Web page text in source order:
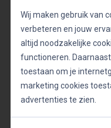
Hoe werkt een
Otto’s unieke
presentaties die
de opdrachtgever.
Wij maken gebruik van
verbeteren en jouw
altijd noodzakelijke
functioneren.
toestaan om je
marketing cookies
advertenties te zien.